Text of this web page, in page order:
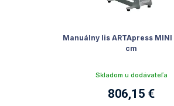
Manuálny lis ARTApress MINI
cm
Skladom u dodávateľa
806,15 €